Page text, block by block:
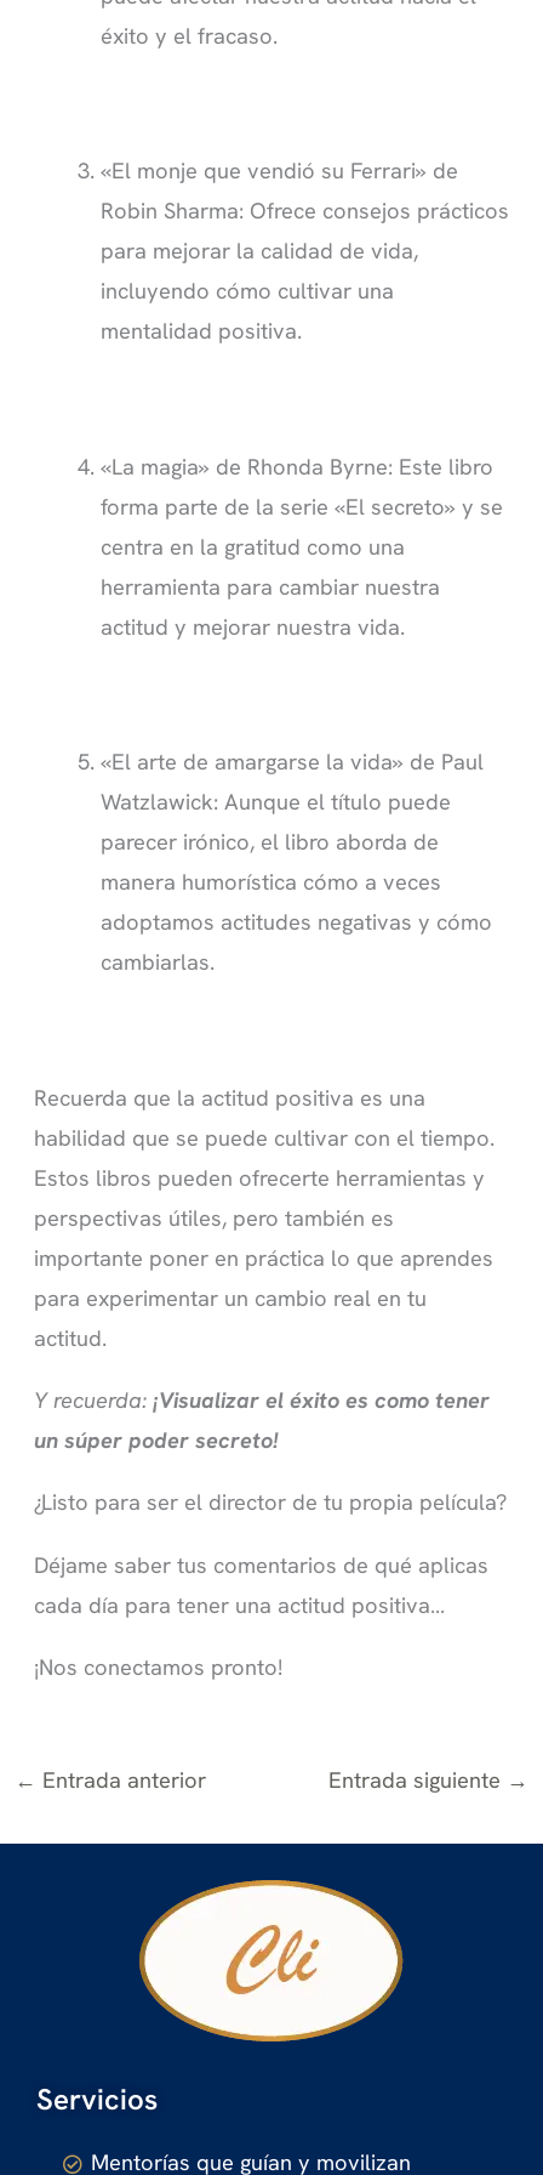
éxito y el fracaso.
«El monje que vendió su Ferrari» de
Robin Sharma: Ofrece consejos prácticos
para mejorar la calidad de vida,
incluyendo cómo cultivar una
mentalidad positiva.
«La magia» de Rhonda Byrne: Este libro
forma parte de la serie «El secreto» y se
centra en la gratitud como una
herramienta para cambiar nuestra
actitud y mejorar nuestra vida.
«El arte de amargarse la vida» de Paul
Watzlawick: Aunque el título puede
parecer irónico, el libro aborda de
manera humorística cómo a veces
adoptamos actitudes negativas y cómo
cambiarlas.
Recuerda que la actitud positiva es una
habilidad que se puede cultivar con el tiempo.
Estos libros pueden ofrecerte herramientas y
perspectivas útiles, pero también es
importante poner en práctica lo que aprendes
para experimentar un cambio real en tu
actitud.
Y recuerda: ¡Visualizar el éxito es como tener
un súper poder secreto!
¿Listo para ser el director de tu propia película?
Déjame saber tus comentarios de qué aplicas
cada día para tener una actitud positiva…
¡Nos conectamos pronto!
← Entrada anterior Entrada siguiente →
Servicios
Mentorías que guían y movilizan